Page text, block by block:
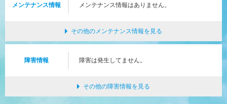
メンテナンス情報 メンテナンス情報はありません。
その他のメンテナンス情報を見る
障害情報 障害は発生してません。
その他の障害情報を見る